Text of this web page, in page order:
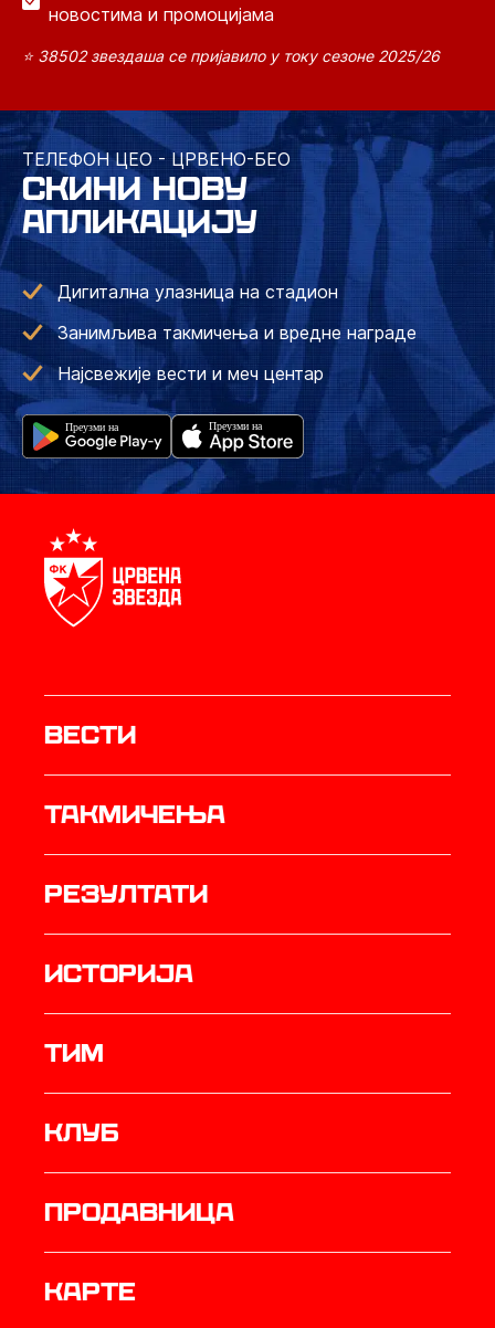
новостима и промоцијама
⭐ 38502 звездаша се пријавило у току сезоне 2025/26
ТЕЛЕФОН ЦЕО - ЦРВЕНО-БЕО
СКИНИ НОВУ
АПЛИКАЦИЈУ
Дигитална улазница на стадион
Занимљива такмичења и вредне награде
Најсвежије вести и меч центар
Вести
Такмичења
резултати
историја
ТИМ
Клуб
продавница
Карте